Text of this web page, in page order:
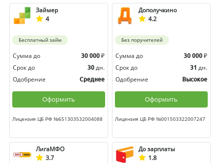
Займер
4
Бесплатный займ
Сумма до 30 000 ₽
Срок до
30 дн.
Одобрение
Среднее
Оформить
Лицензия ЦБ РФ №651303532004088
Дополучкино
4.2
Без поручителей
Сумма до 30 000 ₽
Срок до
31 дн.
Одобрение
Высокое
Оформить
Лицензия ЦБ РФ №001503322007247
ЛигаМФО
3.7
До зарплаты
1.8